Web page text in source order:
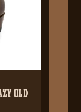
old